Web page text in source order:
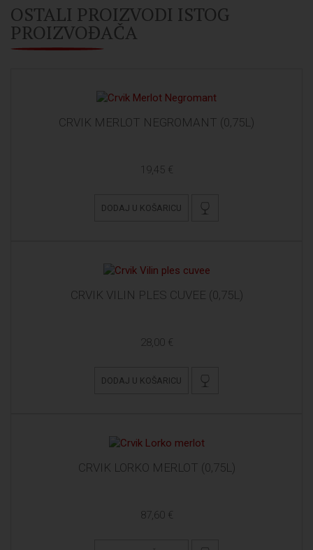
OSTALI PROIZVODI ISTOG
PROIZVOĐAČA
CRVIK MERLOT NEGROMANT (0,75L)
19,45 €
DODAJ U KOŠARICU
CRVIK VILIN PLES CUVEE (0,75L)
28,00 €
DODAJ U KOŠARICU
CRVIK LORKO MERLOT (0,75L)
87,60 €